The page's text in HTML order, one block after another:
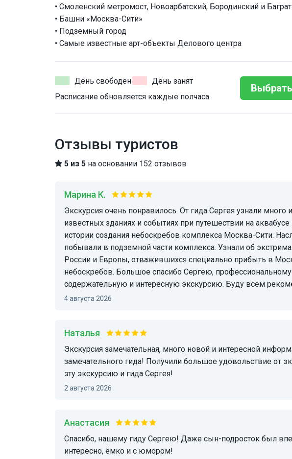
• Смоленский метромост, Новоарбатский, Бородинский и
• Башни «Москва-Сити»
• Подземный город
• Самые известные арт-объекты Делового центра
День свободен
День занят
Расписание обновляется каждые полчаса.
Отзывы туристов
5 из 5 на основании 152 отзывов
Марина К.
Экскурсия очень понравилось. От гида Сергея узнали много исторических фактов об
известных зданиях и событиях при путешествии на
истории создания небоскребов комплекса Москва-Сити.
побывали в подземной части комплекса. Узнали об
России и Европы, отважившихся специально прибыть в
небоскребов. Большое спасибо Сергею,
содержательную и интересную экскурсию. Буду всем
4 августа 2026
Наталья
Экскурсия замечательная, много новой и интересной информации от такого же
замечательного гида! Получили большое удовольствие от
эту экскурсию и гида Сергея!
2 августа 2026
Анастасия
Спасибо, нашему гиду Сергею! Даже сын-подросток был впечатлен! Познавательно,
интересно, ёмко и с юмором!